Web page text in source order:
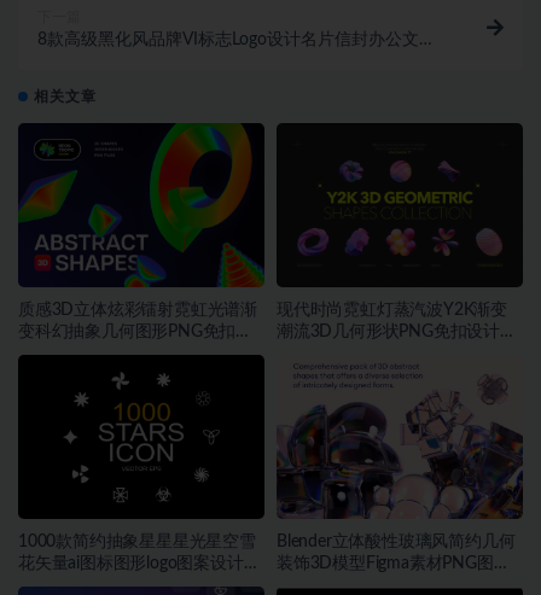
8款高级黑化风品牌VI标志Logo设计名片信封办公文具
相关文章
质感3D立体炫彩镭射霓虹光谱渐
变科幻抽象几何图形PNG免扣设
计素材
现代时尚霓虹灯蒸汽波Y2K渐变
潮流3D几何形状PNG免扣设计素
1000款简约抽象星星星光星空雪
花矢量ai图标图形logo图案设计素
材
Blender立体酸性玻璃风简约几何
装饰3D模型Figma素材PNG图片
素材